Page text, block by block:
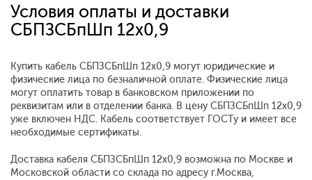
Условия оплаты и доставки
СБПЗСБпШп 12x0,9
Купить кабель СБПЗСБпШп 12x0,9 могут юридические и
физические лица по безналичной оплате. Физические лица
могут оплатить товар в банковском приложении по
реквизитам или в отделении банка. В цену СБПЗСБпШп 12x0,9
уже включен НДС. Кабель соответствует ГОСТу и имеет все
необходимые сертификаты.
Доставка кабеля СБПЗСБпШп 12x0,9 возможна по Москве и
Московской области со склада по адресу г.Москва,